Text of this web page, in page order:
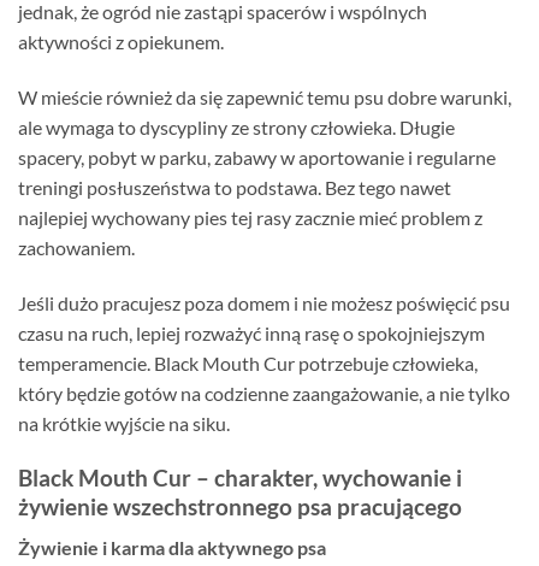
jednak, że ogród nie zastąpi spacerów i wspólnych
aktywności z opiekunem.
W mieście również da się zapewnić temu psu dobre warunki,
ale wymaga to dyscypliny ze strony człowieka. Długie
spacery, pobyt w parku, zabawy w aportowanie i regularne
treningi posłuszeństwa to podstawa. Bez tego nawet
najlepiej wychowany pies tej rasy zacznie mieć problem z
zachowaniem.
Jeśli dużo pracujesz poza domem i nie możesz poświęcić psu
czasu na ruch, lepiej rozważyć inną rasę o spokojniejszym
temperamencie. Black Mouth Cur potrzebuje człowieka,
który będzie gotów na codzienne zaangażowanie, a nie tylko
na krótkie wyjście na siku.
Black Mouth Cur – charakter, wychowanie i
żywienie wszechstronnego psa pracującego
Żywienie i karma dla aktywnego psa